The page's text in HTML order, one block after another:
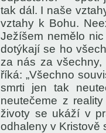
tak dál. I naše
vztahy k Bohu.
Ježíšem nemělo
dotýkají se ho
za nás za
říká: „Všechno
smrti jen tak
neutečeme z
životy se ukáží v
odhaleny v Kristově